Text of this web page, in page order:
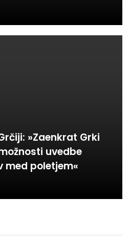
»Zaenkrat Grki
uvedbe
med poletjem«